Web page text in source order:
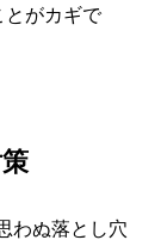
とがカギで
わぬ落とし穴